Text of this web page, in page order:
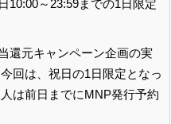
10:00～23:59までの1日限定
還元キャンペーン企画の実
回は、祝日の1日限定となっ
は前日までにMNP発行予約